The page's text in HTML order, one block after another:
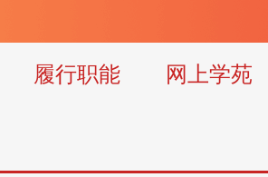
履行职能 网上学苑